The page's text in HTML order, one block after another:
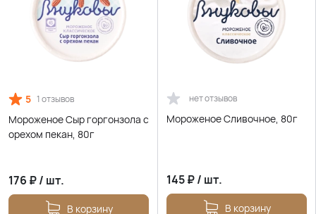
5 1 отзывов
Мороженое Сыр горгонзола с
орехом пекан, 80г
176 ₽/ шт.
В корзину
нет отзывов
Мороженое Сливочное, 80г
145₽/ шт.
В корзину